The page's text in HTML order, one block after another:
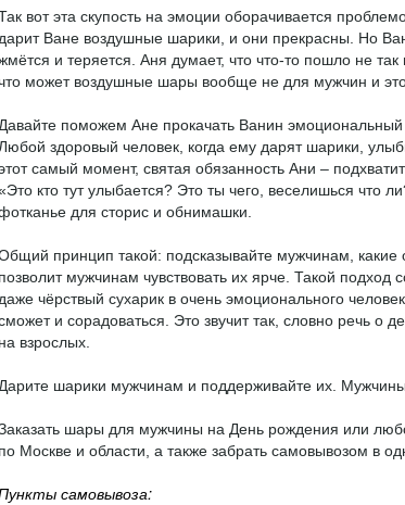
вот эта скупость на эмоции оборачивается
дарит Ване воздушные шарики, и они прекрасны. Но
и теряется. Аня думает, что что-то пошло не
может воздушные шары вообще не для мужчин и
Давайте поможем Ане прокачать Ванин эмоциональный
здоровый человек, когда ему дарят шарики,
самый момент, святая обязанность Ани –
кто тут улыбается? Это ты чего, веселишься что
для сторис и обнимашки.
принцип такой: подсказывайте мужчинам, какие
позволит мужчинам чувствовать их ярче. Такой подход
даже чёрствый сухарик в очень эмоционального
и сорадоваться. Это звучит так, словно речь о
на взрослых.
Дарите шарики мужчинам и поддерживайте их.
шары для мужчины на День рождения или
по Москве и области, а также забрать самовывозом в
самовывоза: